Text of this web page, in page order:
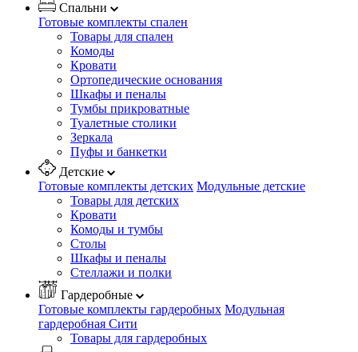
Спальни
Готовые комплекты спален
Товары для спален
Комоды
Кровати
Ортопедические основания
Шкафы и пеналы
Тумбы прикроватные
Туалетные столики
Зеркала
Пуфы и банкетки
Детские
Готовые комплекты детских Модульные детские
Товары для детских
Кровати
Комоды и тумбы
Столы
Шкафы и пеналы
Стеллажи и полки
Гардеробные
Готовые комплекты гардеробных Модульная
гардеробная Сити
Товары для гардеробных